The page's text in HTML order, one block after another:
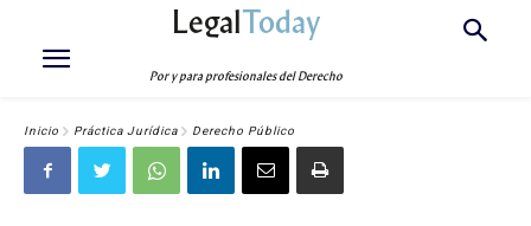
LegalToday
Por y para profesionales del Derecho
Inicio Práctica Jurídica Derecho Público